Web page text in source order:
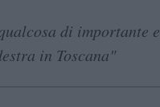
di importante e
in Toscana"